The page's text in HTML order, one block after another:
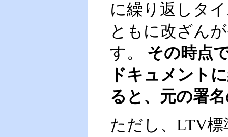
に繰り返しタ
ともに改ざん
す。 その時点
ドキュメント
ると、元の署
ただし、LTV